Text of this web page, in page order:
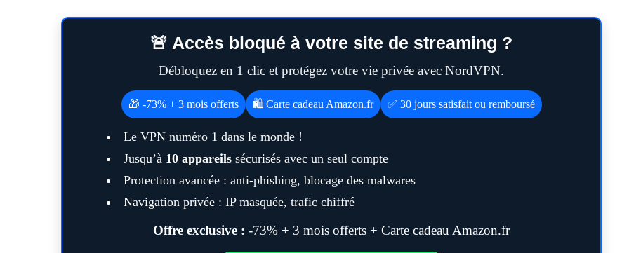
🚨 Accès bloqué à votre site de streaming ?
Débloquez en 1 clic et protégez votre vie privée avec NordVPN.
🎁 -73% + 3 mois offerts 🛍️ Carte cadeau Amazon.fr ✅ 30 jours satisfait ou remboursé
Le VPN numéro 1 dans le monde !
Jusqu’à 10 appareils sécurisés avec un seul compte
Protection avancée : anti-phishing, blocage des malwares
Navigation privée : IP masquée, trafic chiffré
Offre exclusive : -73% + 3 mois offerts + Carte cadeau Amazon.fr
Maximiser son temps au
quotidien
Transporter ses repas et ses
courses quand il fait chaud
o
r
: